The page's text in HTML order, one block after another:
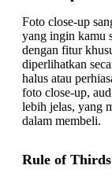
Foto close-up
yang ingin kamu
dengan fitur
diperlihatkan
halus atau
foto close-up,
lebih jelas, yang
dalam membeli.
Rule of